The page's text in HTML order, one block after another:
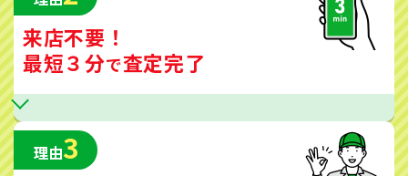
来店不要！
最短３分で査定完了
理由3